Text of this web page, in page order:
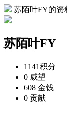
苏陌叶FY的资
苏陌叶FY
1141积分
0 威望
608 金钱
0 贡献